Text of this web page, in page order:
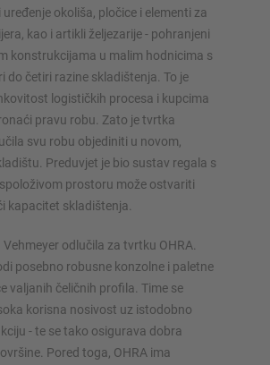
okoliša, pločice i elementi za
kao i artikli željezarije - pohranjeni
konstrukcijama u malim hodnicima s
do četiri razine skladištenja. To je
logističkih procesa i kupcima
pravu robu. Zato je tvrtka
svu robu objediniti u novom,
Preduvjet je bio sustav regala s
prostoru može ostvariti
kapacitet skladištenja.
odlučila za tvrtku OHRA.
posebno robusne konzolne i paletne
valjanih čeličnih profila. Time se
korisna nosivost uz istodobno
- te se tako osigurava dobra
Pored toga, OHRA ima
polica individualno s našim
uključujući izravni upit
sada